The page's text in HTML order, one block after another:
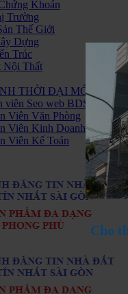
Khoán
Trường
Thế Giới
Dựng
Trúc
Nội Thất
THỜI ĐẠI MỚI -
viên Seo web BDS
Viên Văn Phòng
Viên Kinh Doanh BDS
Viên Kế Toán
Cho